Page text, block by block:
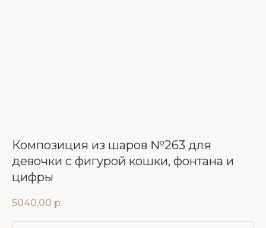
Композиция из шаров №263 для
девочки с фигурой кошки, фонтана и
цифры
5040,00 р.